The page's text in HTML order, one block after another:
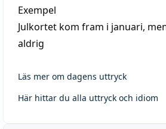
Exempel
Julkortet kom fram i januari,
aldrig
Läs mer om dagens uttryck
Här hittar du alla uttryck och idiom